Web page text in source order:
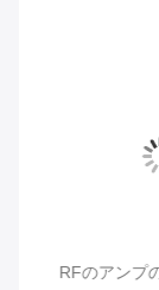
RFのアンプ